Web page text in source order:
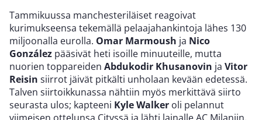
Tammikuussa manchesteriläiset reagoivat
kurimukseensa tekemällä pelaajahankintoja lähes 130
miljoonalla eurolla. Omar Marmoush ja Nico
González pääsivät heti isoille minuuteille, mutta
nuorien toppareiden Abdukodir Khusanovin ja Vitor
Reisin siirrot jäivät pitkälti unholaan kevään edetessä.
Talven siirtoikkunassa nähtiin myös merkittävä siirto
seurasta ulos; kapteeni Kyle Walker oli pelannut
viimeisen ottelunsa Cityssä ja lähti lainalle AC Milaniin.